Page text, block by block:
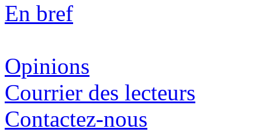
En bref
Opinions
Courrier des lecteurs
Contactez-nous